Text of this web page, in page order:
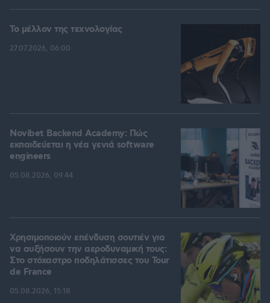
Το μέλλον της τεχνολογίας
27.07.2026, 06:00
Novibet Backend Academy: Πώς
εκπαιδεύεται η νέα γενιά software
engineers
05.08.2026, 09:44
Χρησιμοποιούν επένδυση σουτιέν για
να αυξήσουν την αεροδυναμική τους:
Στο στόχαστρο ποδηλάτισσες του Tour
de France
05.08.2026, 15:18